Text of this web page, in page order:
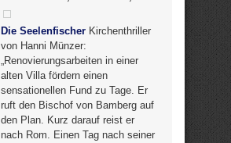
Die Seelenfischer Kirchenthriller
von Hanni Münzer:
„Renovierungsarbeiten in einer
alten Villa fördern einen
sensationellen Fund zu Tage. Er
ruft den Bischof von Bamberg auf
den Plan. Kurz darauf reist er
nach Rom. Einen Tag nach seiner